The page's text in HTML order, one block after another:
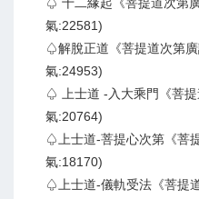
♤ 十二緣起《菩提道次第
氣:22581)
♤解脫正道《菩提道次第
氣:24953)
♤ 上士道 -入大乘門《菩
氣:20764)
♤上士道-菩提心次第《菩
氣:18170)
♤上士道-儀軌受法《菩提